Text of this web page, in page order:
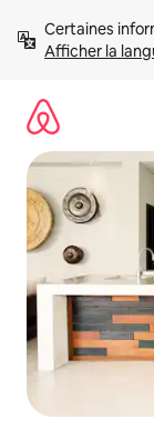
directement
Afficher la